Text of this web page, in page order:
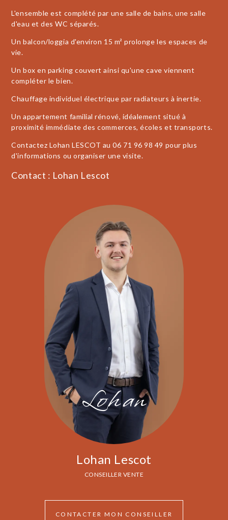
L'ensemble est complété par une salle de bains, une salle
d'eau et des WC séparés.
Un balcon/loggia d'environ 15 m² prolonge les espaces de
vie.
Un box en parking couvert ainsi qu'une cave viennent
compléter le bien.
Chauffage individuel électrique par radiateurs à inertie.
Un appartement familial rénové, idéalement situé à
proximité immédiate des commerces, écoles et transports.
Contactez Lohan LESCOT au 06 71 96 98 49 pour plus
d'informations ou organiser une visite.
Contact : Lohan Lescot
Lohan
Lohan Lescot
CONSEILLER VENTE
CONTACTER MON CONSEILLER